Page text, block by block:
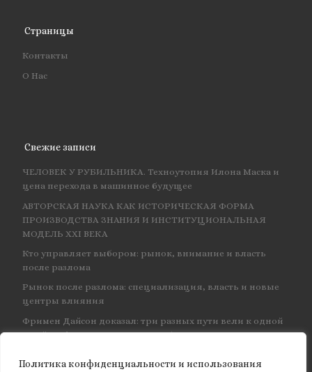
Политика конфиденциальности и использования
Страницы
Контакты
О Нас
Свежие записи
ЧЕЛОВЕК У РУБИЛЬНИКА. Техноутопия Илона Маска и
цена перехода в машинное будущее
АВТОРСКАЯ НАУКА КАК ИСТОРИЧЕСКАЯ ФОРМА
ПРОИЗВОДСТВА ЗНАНИЯ И ИНСТИТУЦИОНАЛЬНАЯ
МОДЕЛЬ XXI ВЕКА
Кто управляет выбором: рынок, внимание и власть
после разлома
Рынок после разлома: специализация, власть и новые
центры влияния
Фримен Дайсон доказал: три разных пути вели к одной
и той же физике — и навсегда объединил КЭД